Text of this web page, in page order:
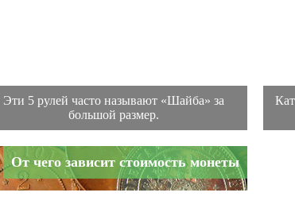
Эти 5 рулей часто называют «Шайба» за
большой размер.
От чего зависит стоимость монеты